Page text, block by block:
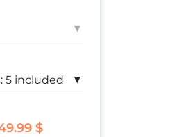
$ 1,250,000
▾
▾
$